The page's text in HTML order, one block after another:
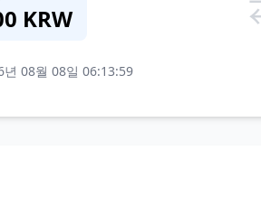
KRW
년 08월 08일 06:13:59